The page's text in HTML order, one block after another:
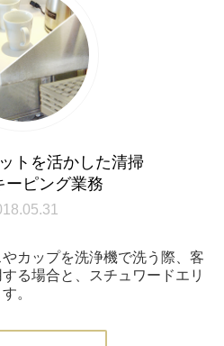
トを活かした清掃
ーピング業務
カップを洗浄機で洗う際、客
る場合と、スチュワードエリ
。